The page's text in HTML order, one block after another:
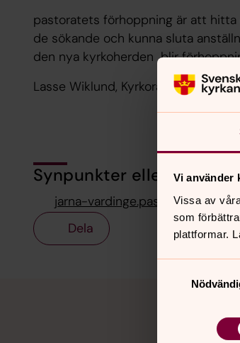
Vi använder
Vissa av
som
plattformar.
pastoratets förhoppning är att
de sökande och kunna ­sluta
den nya kyrkoherden blir
Lasse Wiklund, Kyrkorådets ordf.
Synpunkter eller frågor
jarna-
Dela